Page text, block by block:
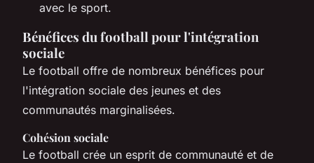
avec le sport.
Bénéfices du football pour l'intégration
sociale
Le football offre de nombreux bénéfices pour
l'intégration sociale des jeunes et des
communautés marginalisées.
Cohésion sociale
Le football crée un esprit de communauté et de